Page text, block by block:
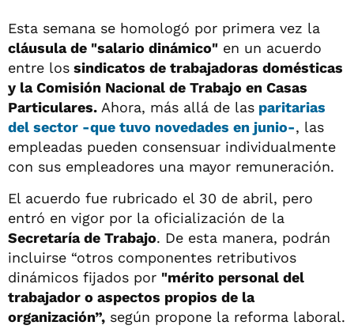
Esta semana se homologó por primera vez la
cláusula de "salario dinámico" en un acuerdo
entre los sindicatos de trabajadoras domésticas
y la Comisión Nacional de Trabajo en Casas
Particulares. Ahora, más allá de las paritarias
del sector -que tuvo novedades en junio-, las
empleadas pueden consensuar individualmente
con sus empleadores una mayor remuneración.
El acuerdo fue rubricado el 30 de abril, pero
entró en vigor por la oficialización de la
Secretaría de Trabajo. De esta manera, podrán
incluirse “otros componentes retributivos
dinámicos fijados por "mérito personal del
trabajador o aspectos propios de la
organización”, según propone la reforma laboral.